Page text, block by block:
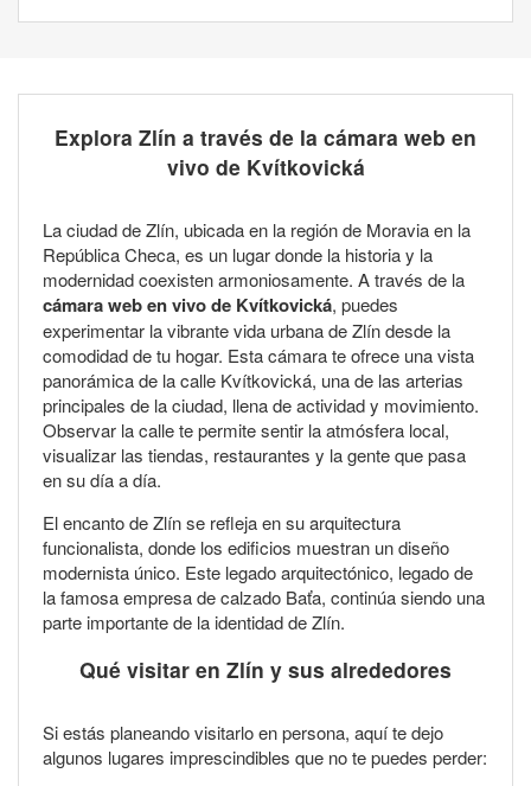
Explora Zlín a través de la cámara web en
vivo de Kvítkovická
La ciudad de Zlín, ubicada en la región de Moravia en la
República Checa, es un lugar donde la historia y la
modernidad coexisten armoniosamente. A través de la
cámara web en vivo de Kvítkovická, puedes
experimentar la vibrante vida urbana de Zlín desde la
comodidad de tu hogar. Esta cámara te ofrece una vista
panorámica de la calle Kvítkovická, una de las arterias
principales de la ciudad, llena de actividad y movimiento.
Observar la calle te permite sentir la atmósfera local,
visualizar las tiendas, restaurantes y la gente que pasa
en su día a día.
El encanto de Zlín se refleja en su arquitectura
funcionalista, donde los edificios muestran un diseño
modernista único. Este legado arquitectónico, legado de
la famosa empresa de calzado Baťa, continúa siendo una
parte importante de la identidad de Zlín.
Qué visitar en Zlín y sus alrededores
Si estás planeando visitarlo en persona, aquí te dejo
algunos lugares imprescindibles que no te puedes perder: